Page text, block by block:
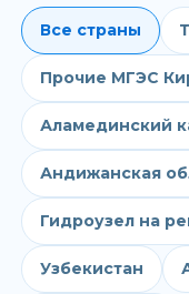
Все страны
Прочие МГЭС
Аламединский
Андижанская
Гидроузел на
Узбекистан